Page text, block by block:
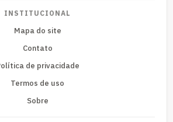
INSTITUCIONAL
Mapa do site
Contato
de privacidade
Termos de uso
Sobre